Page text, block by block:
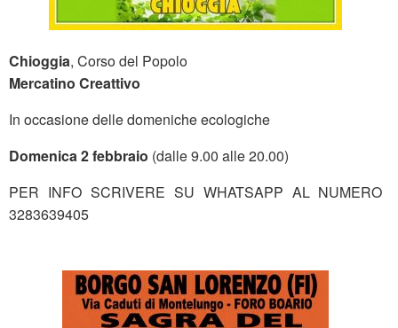
Chioggia, Corso del Popolo
Mercatino Creattivo
In occasione delle domeniche ecologiche
Domenica 2 febbraio (dalle 9.00 alle 20.00)
PER INFO SCRIVERE SU WHATSAPP AL NUMERO
3283639405